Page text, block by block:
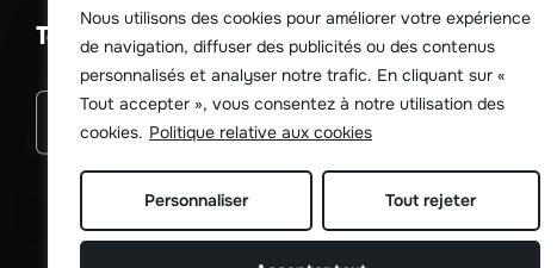
Nous utilisons des cookies pour améliorer votre expérience
de navigation, diffuser des publicités ou des contenus
personnalisés et analyser notre trafic. En cliquant sur «
Tout accepter », vous consentez à notre utilisation des
cookies. Politique relative aux cookies
Personnaliser Tout rejeter
Télécharger notre application !